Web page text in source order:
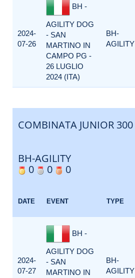
2024-
07-26
BH -
AGILITY DOG
- SAN
MARTINO IN
CAMPO PG -
26 LUGLIO
2024 (ITA)
BH-
AGILITY
COMBINATA JUNIOR 300
BH-AGILITY
0
0 0
DATE EVENT TYPE
2024-
07-27
BH -
AGILITY DOG
- SAN
MARTINO IN
BH-
AGILITY